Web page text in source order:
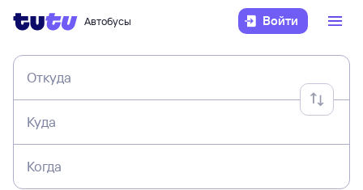
Автобусы Войти
Откуда
Куда
Когда